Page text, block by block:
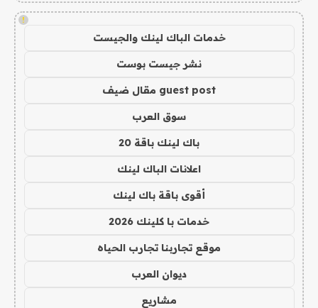
!
خدمات الباك لينك والجيست
نشر جيست بوست
guest post مقال ضيف
سوق العرب
باك لينك باقة 20
اعلانات الباك لينك
أقوى باقة باك لينك
خدمات با كلينك 2026
موقع تجاربنا تجارب الحياه
ديوان العرب
مشاريع